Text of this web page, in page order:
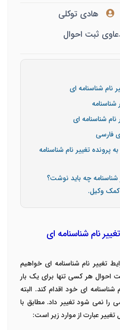
هادی توکلی
ثبت احوال
نام شناسنامه ای
شناسنامه ای
فارسی
تغییر نام شناسنامه
چه باید نوشت؟
وکیل.
نام شناسنامه ای
تغییر نام شناسنامه ای خواهیم
هر کسی تنها برای یک بار
ای خود اقدام کند. البته
نمی شود تغییر داد. مطابق با
عبارت از موارد زیر است: